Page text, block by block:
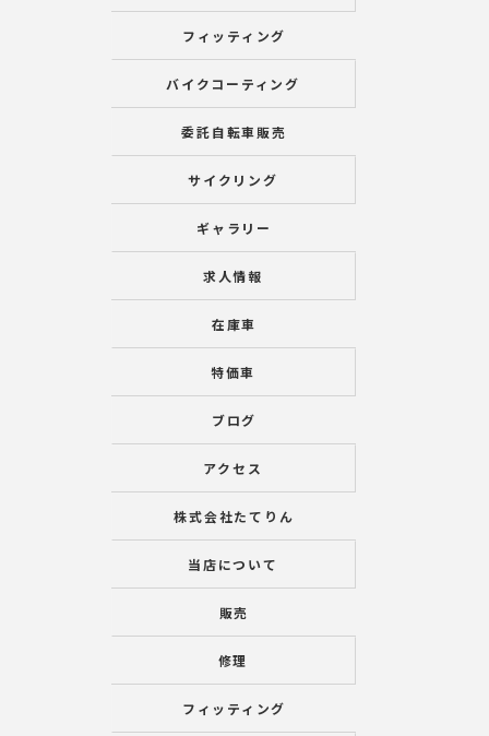
フィッティング
バイクコーティング
委託自転車販売
サイクリング
ギャラリー
求人情報
在庫車
特価車
ブログ
アクセス
株式会社たてりん
当店について
販売
修理
フィッティング